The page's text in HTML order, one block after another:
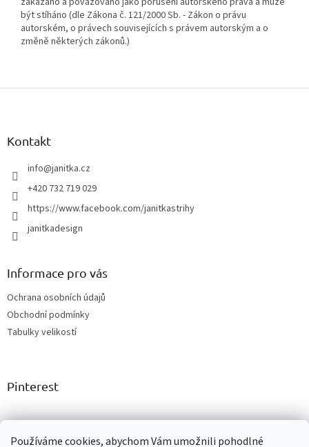
Používáme cookies, abychom Vám umožnili pohodlné
být stíháno (dle Zákona č. 121/2000 Sb. - Zákon o právu
autorském, o právech souvisejících s právem autorským a o
změně některých zákonů.)
Z
Kontakt
info@janitka.cz
+420 732 719 029
https://www.facebook.com/janitkastrihy
janitkadesign
Informace pro vás
Ochrana osobních údajů
Obchodní podmínky
Tabulky velikostí
Pinterest
Facebook